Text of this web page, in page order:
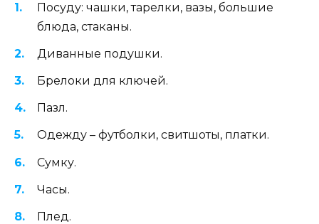
Посуду: чашки, тарелки, вазы, большие
блюда, стаканы.
Диванные подушки.
Брелоки для ключей.
Пазл.
Одежду – футболки, свитшоты, платки.
Сумку.
Часы.
Плед.